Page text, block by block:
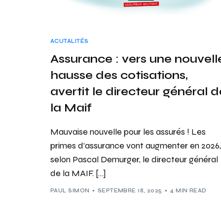
ACUTALITÉS
Assurance : vers une
hausse des cotisations,
avertit le directeur général
la Maif
Mauvaise nouvelle pour les assurés ! Les
primes d’assurance vont augmenter en 2026,
selon Pascal Demurger, le directeur général
de la MAIF. […]
PAUL SIMON SEPTEMBRE 18, 2025 4 MIN READ